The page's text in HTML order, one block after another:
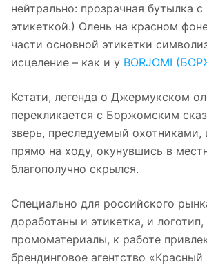
нейтрально: прозрачная бутылка с
этикеткой.) Олень на красном
части основной этикетки
исцеление – как и у BORJOMI
Кстати, легенда о Джермукском
перекликается с Боржомским
зверь, преследуемый охотниками,
прямо на ходу, окунувшись в
благополучно скрылся.
Специально для российского
доработаны и этикетка, и
промоматериалы, к работе
брендинговое агентство